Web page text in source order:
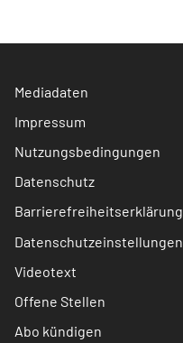
Mediadaten
Impressum
Nutzungsbedingungen
Datenschutz
Barrierefreiheitserklärung
Datenschutzeinstellungen
Videotext
Offene Stellen
Abo kündigen